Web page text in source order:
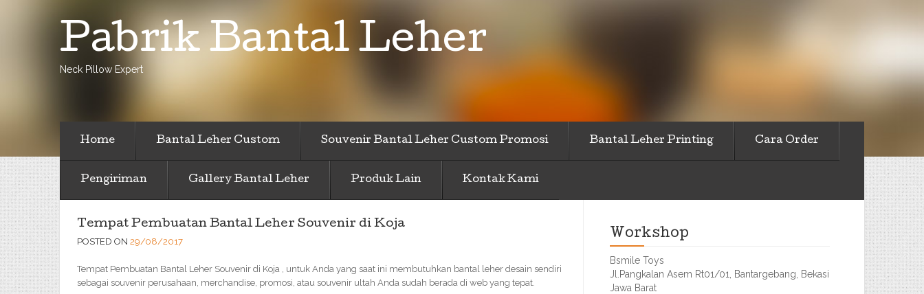
Pabrik Bantal Leher
Neck Pillow Expert
Home Bantal Leher Custom Souvenir Bantal Leher Custom Promosi Bantal Leher Printing Cara Order
Pengiriman Gallery Bantal Leher Produk Lain Kontak Kami
Tempat Pembuatan Bantal Leher Souvenir di Koja
POSTED ON 29/08/2017
Tempat Pembuatan Bantal Leher Souvenir di Koja , untuk Anda yang saat ini membutuhkan bantal leher desain sendiri
sebagai souvenir perusahaan, merchandise, promosi, atau souvenir ultah Anda sudah berada di web yang tepat.
Workshop
Bsmile Toys
Jl.Pangkalan Asem Rt01/01, Bantargebang, Bekasi
Jawa Barat